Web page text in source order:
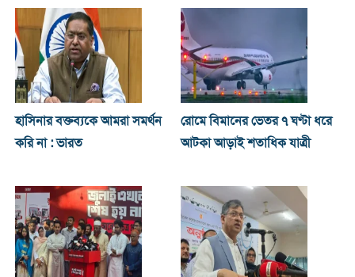
হাসিনার বক্তব্যকে আমরা সমর্থন
করি না : ভারত
রোমে বিমানের ভেতর ৭ ঘণ্টা ধরে
আটকা আড়াই শতাধিক যাত্রী